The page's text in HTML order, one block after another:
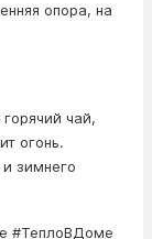
опора, на
чай,
огонь.
зимнего
#ТеплоВДоме